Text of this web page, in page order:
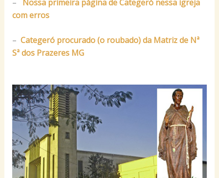
– Nossa primeira página de Categeró nessa igreja
com erros
– Categeró procurado (o roubado) da Matriz de Nª
Sª dos Prazeres MG